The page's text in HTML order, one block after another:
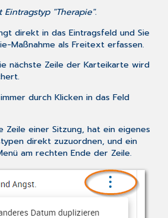
"Therapie".
direkt in das Eintragsfeld und Sie
Maßnahme als Freitext erfassen.
nächste Zeile der Karteikarte wird
durch Klicken in das Feld
Zeile einer Sitzung, hat ein eigenes
direkt zuzuordnen, und ein
am rechten Ende der Zeile.